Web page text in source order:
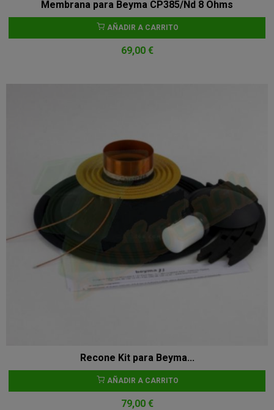
Membrana para Beyma CP385/Nd 8 Ohms
AÑADIR A CARRITO
69,00 €
Recone Kit para Beyma...
AÑADIR A CARRITO
79,00 €